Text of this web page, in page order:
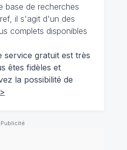
base de recherches
il s'agit d'un des
complets disponibles
service gratuit est très
êtes fidèles et
la possibilité de